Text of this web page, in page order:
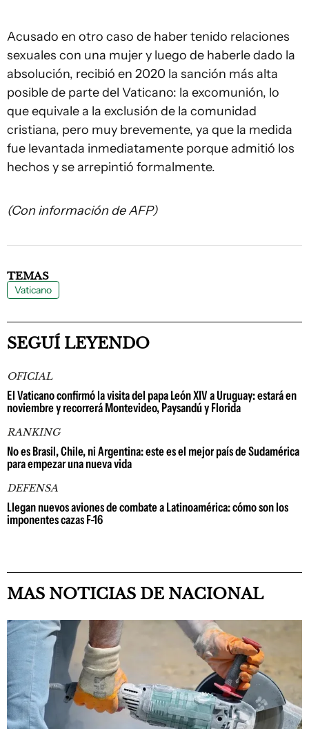
Acusado en otro caso de haber tenido relaciones
sexuales con una mujer y luego de haberle dado la
absolución, recibió en 2020 la sanción más alta
posible de parte del Vaticano: la excomunión, lo
que equivale a la exclusión de la comunidad
cristiana, pero muy brevemente, ya que la medida
fue levantada inmediatamente porque admitió los
hechos y se arrepintió formalmente.
(Con información de AFP)
TEMAS
Vaticano
SEGUÍ LEYENDO
OFICIAL
El Vaticano confirmó la visita del papa León XIV a Uruguay: estará en
noviembre y recorrerá Montevideo, Paysandú y Florida
RANKING
No es Brasil, Chile, ni Argentina: este es el mejor país de Sudamérica
para empezar una nueva vida
DEFENSA
Llegan nuevos aviones de combate a Latinoamérica: cómo son los
imponentes cazas F-16
MAS NOTICIAS DE NACIONAL